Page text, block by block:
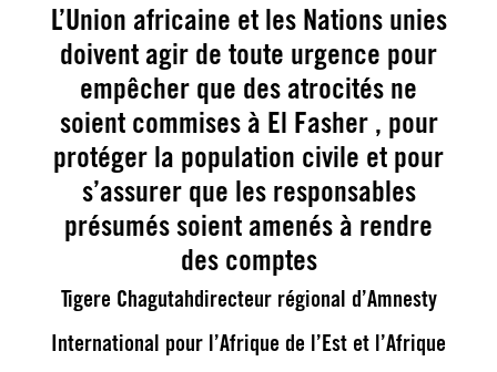
L’Union africaine et les Nations unies
doivent agir de toute urgence pour
empêcher que des atrocités ne
soient commises à El Fasher , pour
protéger la population civile et pour
s’assurer que les responsables
présumés soient amenés à rendre
des comptes
Tigere Chagutahdirecteur régional d’Amnesty
International pour l’Afrique de l’Est et l’Afrique